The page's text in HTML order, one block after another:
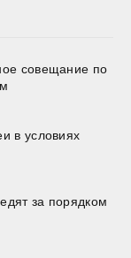
совещание по
в условиях
за порядком